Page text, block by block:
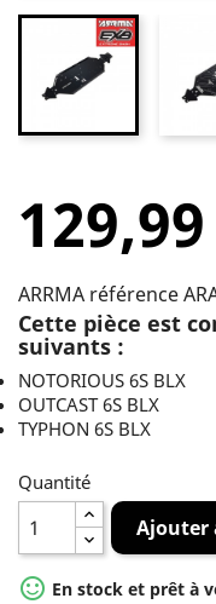
ARRMA référence
Cette pièce est
suivants :
NOTORIOUS 6S BLX
OUTCAST 6S BLX
TYPHON 6S BLX
Quantité
Ajouter
 En stock et prêt à